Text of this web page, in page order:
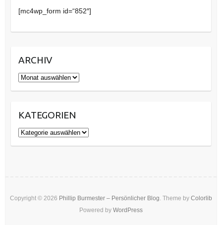
[mc4wp_form id=“852″]
ARCHIV
Archiv
KATEGORIEN
Kategorien
Copyright © 2026 Phillip Burmester – Persönlicher Blog. Theme by Colorlib
Powered by WordPress